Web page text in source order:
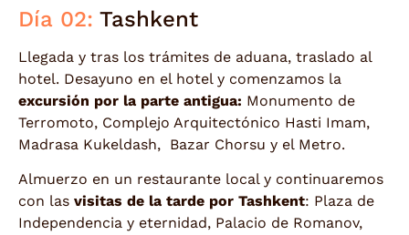
Día 02: Tashkent
Llegada y tras los trámites de aduana, traslado al
hotel. Desayuno en el hotel y comenzamos la
excursión por la parte antigua: Monumento de
Terromoto, Complejo Arquitectónico Hasti Imam,
Madrasa Kukeldash, Bazar Chorsu y el Metro.
Almuerzo en un restaurante local y continuaremos
con las visitas de la tarde por Tashkent: Plaza de
Independencia y eternidad, Palacio de Romanov,